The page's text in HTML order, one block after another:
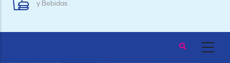
y Bebidas